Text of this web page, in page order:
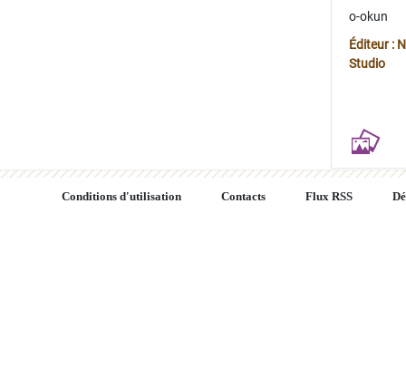
o-okun
Éditeur :
Studio
Conditions d'utilisation Contacts Flux RSS